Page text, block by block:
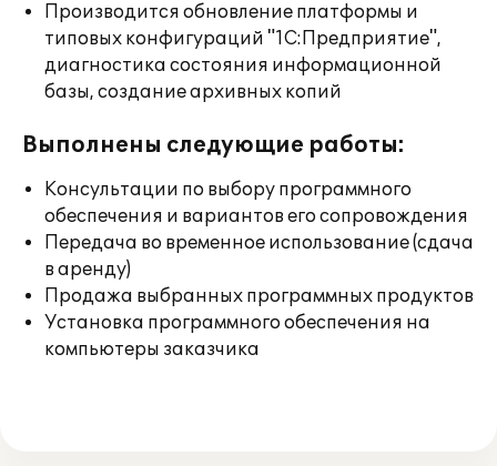
Производится обновление платформы и
типовых конфигураций "1С:Предприятие",
диагностика состояния информационной
базы, создание архивных копий
Выполнены следующие работы:
Консультации по выбору программного
обеспечения и вариантов его сопровождения
Передача во временное использование (сдача
в аренду)
Продажа выбранных программных продуктов
Установка программного обеспечения на
компьютеры заказчика